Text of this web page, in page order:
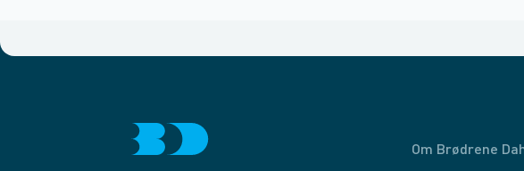
Om Brødrene